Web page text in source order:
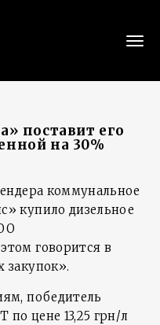
поставит его
на 30%
коммунальное
купило дизельное
говорится в
закупок».
победитель
по цене 13,25 грн/л